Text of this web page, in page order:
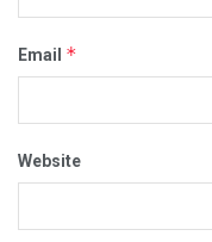
Email *
Website